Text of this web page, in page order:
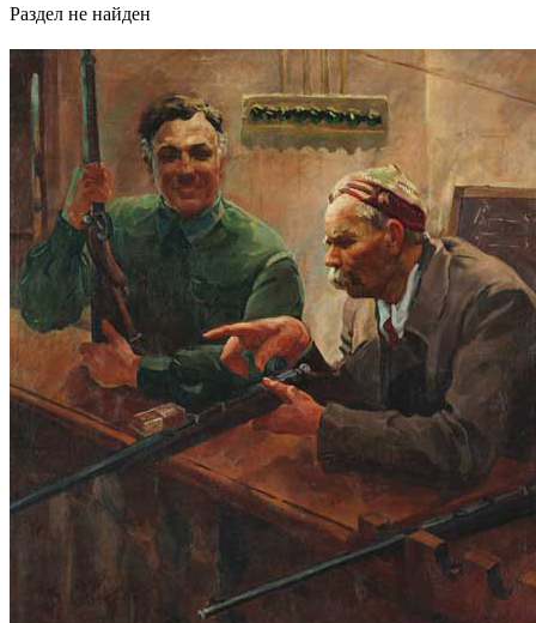
Раздел не найден